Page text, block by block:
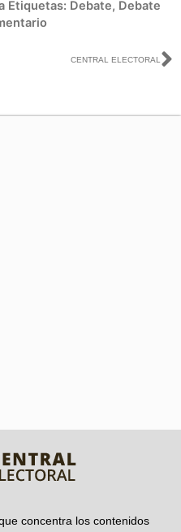
Etiquetas: Debate, Debate
CENTRAL ELECTORAL
concentra los contenidos